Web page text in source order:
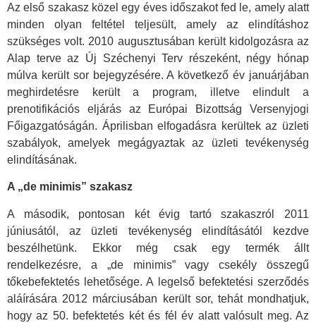
Az első szakasz közel egy éves időszakot fed le, amely alatt
minden olyan feltétel teljesült, amely az elindításhoz
szükséges volt. 2010 augusztusában került kidolgozásra az
Alap terve az Új Széchenyi Terv részeként, négy hónap
múlva került sor bejegyzésére. A következő év januárjában
meghirdetésre került a program, illetve elindult a
prenotifikációs eljárás az Európai Bizottság Versenyjogi
Főigazgatóságán. Áprilisban elfogadásra kerültek az üzleti
szabályok, amelyek megágyaztak az üzleti tevékenység
elindításának.
A „de minimis” szakasz
A második, pontosan két évig tartó szakaszról 2011
júniusától, az üzleti tevékenység elindításától kezdve
beszélhetünk. Ekkor még csak egy termék állt
rendelkezésre, a „de minimis” vagy csekély összegű
tőkebefektetés lehetősége. A legelső befektetési szerződés
aláírására 2012 márciusában került sor, tehát mondhatjuk,
hogy az 50. befektetés két és fél év alatt valósult meg. Az